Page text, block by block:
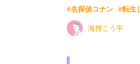
#名探偵コナン #転生
海狸こう平